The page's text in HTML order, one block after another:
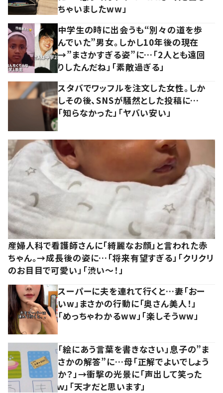
ちゃいましたww」
中学生の時に出会うも“別々の道を歩
んでいた”男女。しかし10年後の現在
→”まさかすぎる姿”に…「2人とも遠回
りしたんだね」「素敵過ぎる」
スタバでワッフルを注文した女性。しか
しその後、SNSが騒然とした投稿に…
「知らなかった」「ヤバい安い」
産婦人科で看護師さんに「綺麗なお顔」と言われた赤
ちゃん。→成長後の姿に…「将来有望すぎる」「クリクリ
のお目目で可愛い」「渋い～！」
スーパーに夫を連れて行くと…妻「おー
いw」まさかの行動に「奥さん美人！」
「めっちゃわかるww」「楽しそうww」
「絵にあう言葉を書きなさい」息子の”ま
さかの解答”に…母「正解でよいでしょう
か？」→衝撃の光景に「声出して笑った
ｗ」「天才だと思います」